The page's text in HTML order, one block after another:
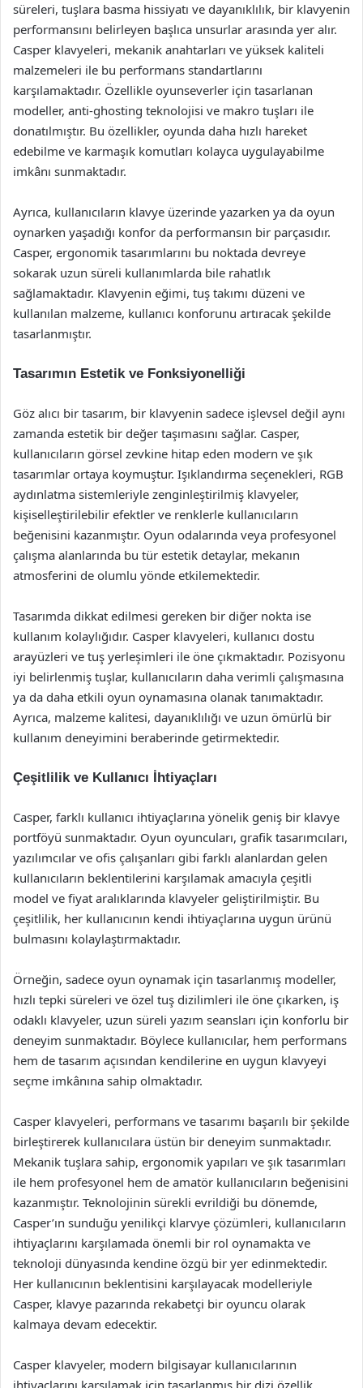
süreleri, tuşlara basma hissiyatı ve dayanıklılık, bir klavyenin
performansını belirleyen başlıca unsurlar arasında yer alır.
Casper klavyeleri, mekanik anahtarları ve yüksek kaliteli
malzemeleri ile bu performans standartlarını
karşılamaktadır. Özellikle oyunseverler için tasarlanan
modeller, anti-ghosting teknolojisi ve makro tuşları ile
donatılmıştır. Bu özellikler, oyunda daha hızlı hareket
edebilme ve karmaşık komutları kolayca uygulayabilme
imkânı sunmaktadır.
Ayrıca, kullanıcıların klavye üzerinde yazarken ya da oyun
oynarken yaşadığı konfor da performansın bir parçasıdır.
Casper, ergonomik tasarımlarını bu noktada devreye
sokarak uzun süreli kullanımlarda bile rahatlık
sağlamaktadır. Klavyenin eğimi, tuş takımı düzeni ve
kullanılan malzeme, kullanıcı konforunu artıracak şekilde
tasarlanmıştır.
Tasarımın Estetik ve Fonksiyonelliği
Göz alıcı bir tasarım, bir klavyenin sadece işlevsel değil aynı
zamanda estetik bir değer taşımasını sağlar. Casper,
kullanıcıların görsel zevkine hitap eden modern ve şık
tasarımlar ortaya koymuştur. Işıklandırma seçenekleri, RGB
aydınlatma sistemleriyle zenginleştirilmiş klavyeler,
kişiselleştirilebilir efektler ve renklerle kullanıcıların
beğenisini kazanmıştır. Oyun odalarında veya profesyonel
çalışma alanlarında bu tür estetik detaylar, mekanın
atmosferini de olumlu yönde etkilemektedir.
Tasarımda dikkat edilmesi gereken bir diğer nokta ise
kullanım kolaylığıdır. Casper klavyeleri, kullanıcı dostu
arayüzleri ve tuş yerleşimleri ile öne çıkmaktadır. Pozisyonu
iyi belirlenmiş tuşlar, kullanıcıların daha verimli çalışmasına
ya da daha etkili oyun oynamasına olanak tanımaktadır.
Ayrıca, malzeme kalitesi, dayanıklılığı ve uzun ömürlü bir
kullanım deneyimini beraberinde getirmektedir.
Çeşitlilik ve Kullanıcı İhtiyaçları
Casper, farklı kullanıcı ihtiyaçlarına yönelik geniş bir klavye
portföyü sunmaktadır. Oyun oyuncuları, grafik tasarımcıları,
yazılımcılar ve ofis çalışanları gibi farklı alanlardan gelen
kullanıcıların beklentilerini karşılamak amacıyla çeşitli
model ve fiyat aralıklarında klavyeler geliştirilmiştir. Bu
çeşitlilik, her kullanıcının kendi ihtiyaçlarına uygun ürünü
bulmasını kolaylaştırmaktadır.
Örneğin, sadece oyun oynamak için tasarlanmış modeller,
hızlı tepki süreleri ve özel tuş dizilimleri ile öne çıkarken, iş
odaklı klavyeler, uzun süreli yazım seansları için konforlu bir
deneyim sunmaktadır. Böylece kullanıcılar, hem performans
hem de tasarım açısından kendilerine en uygun klavyeyi
seçme imkânına sahip olmaktadır.
Casper klavyeleri, performans ve tasarımı başarılı bir şekilde
birleştirerek kullanıcılara üstün bir deneyim sunmaktadır.
Mekanik tuşlara sahip, ergonomik yapıları ve şık tasarımları
ile hem profesyonel hem de amatör kullanıcıların beğenisini
kazanmıştır. Teknolojinin sürekli evrildiği bu dönemde,
Casper’ın sunduğu yenilikçi klarvye çözümleri, kullanıcıların
ihtiyaçlarını karşılamada önemli bir rol oynamakta ve
teknoloji dünyasında kendine özgü bir yer edinmektedir.
Her kullanıcının beklentisini karşılayacak modelleriyle
Casper, klavye pazarında rekabetçi bir oyuncu olarak
kalmaya devam edecektir.
Casper klavyeler, modern bilgisayar kullanıcılarının
ihtiyaçlarını karşılamak için tasarlanmış bir dizi özellik